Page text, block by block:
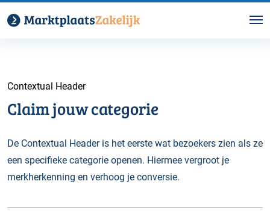
Contextual Header
Claim jouw categorie
De Contextual Header is het eerste wat bezoekers zien als ze
een specifieke categorie openen. Hiermee vergroot je
merkherkenning en verhoog je conversie.